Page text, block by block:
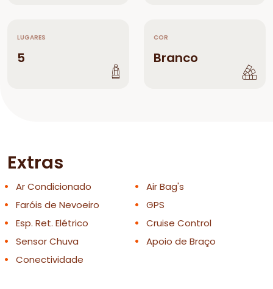
LUGARES
5
COR
Branco
Extras
Ar Condicionado
Air Bag's
Faróis de Nevoeiro
GPS
Esp. Ret. Elétrico
Cruise Control
Sensor Chuva
Apoio de Braço
Conectividade